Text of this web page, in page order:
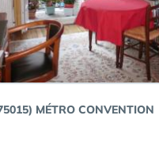
MÉTRO CONVENTION